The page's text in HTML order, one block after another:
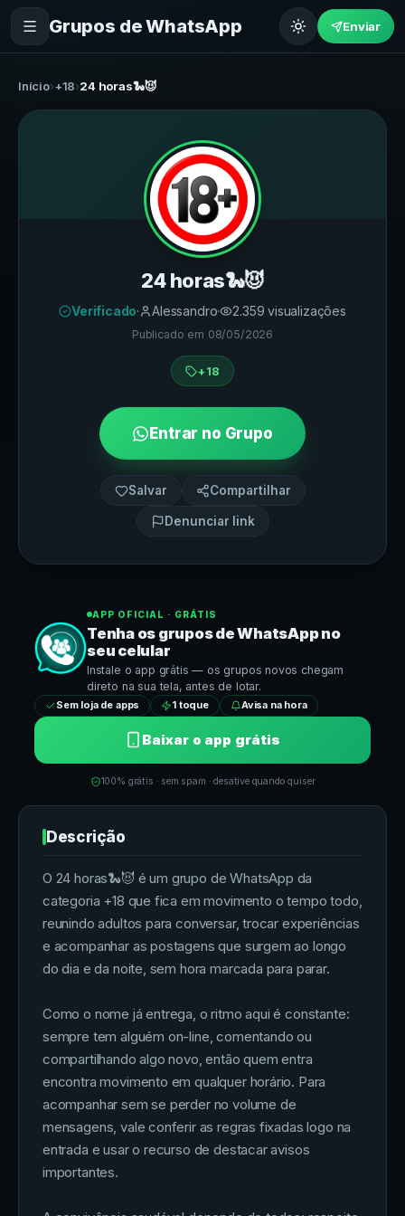
Grupos de WhatsApp Enviar
Início›+18›24 horas🐍😈
24 horas🐍😈
Verificado· Alessandro· 2.359 visualizações
Publicado em 08/05/2026
+18
Entrar no Grupo
Salvar Compartilhar
Denunciar link
APP OFICIAL · GRÁTIS
Tenha os grupos deWhatsAppno
seu celular
Instale o app grátis — os grupos novos chegam
direto na sua tela, antes de lotar.
Sem loja de apps 1 toque Avisa na hora
Baixar o app grátis
100% grátis · sem spam · desative quando quiser
Descrição
O 24 horas🐍😈 é um grupo de WhatsApp da
categoria +18 que fica em movimento o tempo todo,
reunindo adultos para conversar, trocar experiências
e acompanhar as postagens que surgem ao longo
do dia e da noite, sem hora marcada para parar.
Como o nome já entrega, o ritmo aqui é constante:
sempre tem alguém on-line, comentando ou
compartilhando algo novo, então quem entra
encontra movimento em qualquer horário. Para
acompanhar sem se perder no volume de
mensagens, vale conferir as regras fixadas logo na
entrada e usar o recurso de destacar avisos
importantes.